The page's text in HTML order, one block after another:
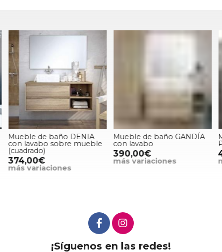
Mueble de baño DENIA
con lavabo sobre mueble
(cuadrado)
374,00€
más variaciones
Mueble de baño GANDÍA
con lavabo
390,00€
más variaciones
¡Síguenos en las redes!